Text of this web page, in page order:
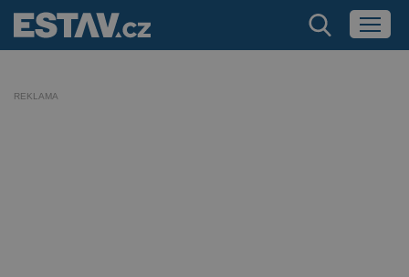
REKLAMA